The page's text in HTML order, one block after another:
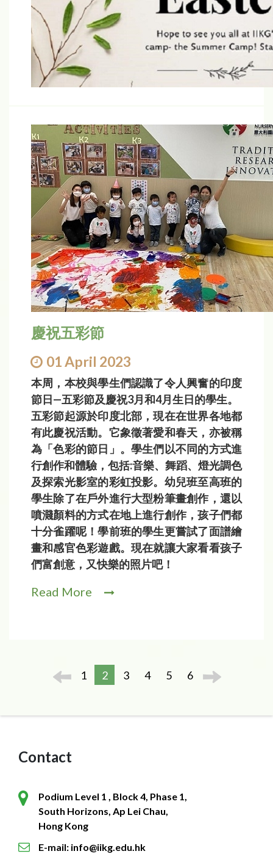
慶祝五彩節
01 April 2023
本周，本校與學生們認識了令人興奮的印度
節日—五彩節及慶祝3月和4月生日的學生。
五彩節起源於印度北部，現在在世界各地都
有此慶祝活動。它象徵著愛和春天，亦被稱
為「色彩的節日」。學生們以不同的方式進
行創作和體驗，包括:音樂、舞蹈、燈光調色
及探索光影室的彩虹投影。幼兒班至高班的
學生除了在戶外進行大型粉筆畫創作，還以
噴濺顏料的方式在地上進行創作，孩子們都
十分雀躍呢！學前班的學生更嘗試了面譜繪
畫和感官色彩遊戲。現在就讓大家看看孩子
們富創意，又快樂的照片吧！
Read More
1 2 3 4 5 6
Contact
Podium Level 1 , Block 4, Phase 1,
South Horizons, Ap Lei Chau,
Hong Kong
E-mail: info@iikg.edu.hk